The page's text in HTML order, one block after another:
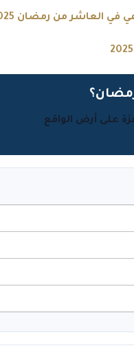
العاشر من رمضان 2025
على أرض الواقع.